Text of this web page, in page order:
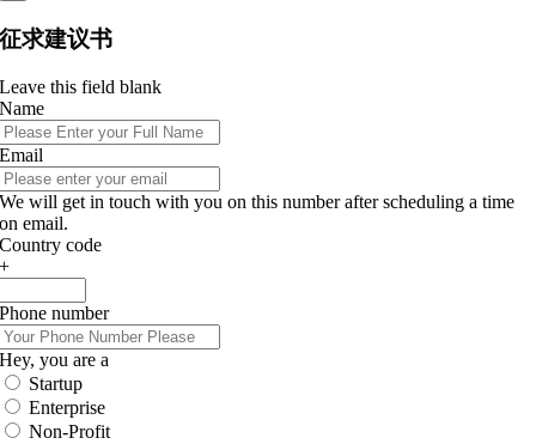
征求建议书
Leave this field blank
Name
Email
We will get in touch with you on this number after scheduling a time
on email.
Country code
+
Phone number
Hey, you are a
Startup
Enterprise
Non-Profit